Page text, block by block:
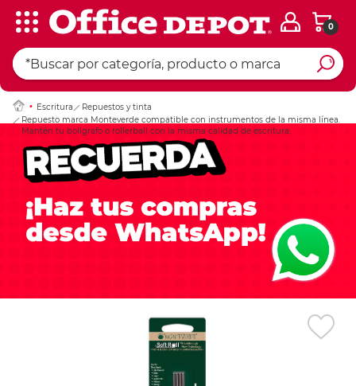
0
Escritura
Repuestos y tinta
Repuesto marca Monteverde compatible con instrumentos de la misma línea.
Mantén tu bolígrafo o rollerball con la misma calidad de escritura.
Ingresar Codigo